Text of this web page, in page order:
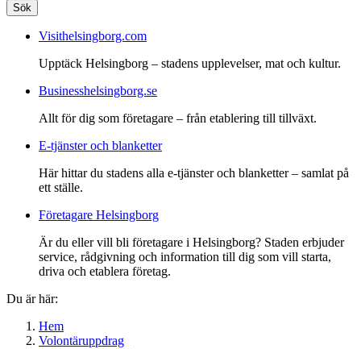
Sök
Visithelsingborg.com
Upptäck Helsingborg – stadens upplevelser, mat och kultur.
Businesshelsingborg.se
Allt för dig som företagare – från etablering till tillväxt.
E-tjänster och blanketter
Här hittar du stadens alla e-tjänster och blanketter – samlat på
ett ställe.
Företagare Helsingborg
Är du eller vill bli företagare i Helsingborg? Staden erbjuder
service, rådgivning och information till dig som vill starta,
driva och etablera företag.
Du är här:
Hem
Volontäruppdrag